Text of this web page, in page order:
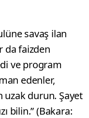
savaş ilan
da faizden
ve program
edenler,
uzak durun. Şayet
bilin.” (Bakara: